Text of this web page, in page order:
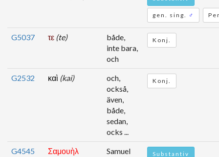
gen. sing. ♂
G5037 τε (te)
både,
inte bara,
och
Konj.
G2532 καὶ (kai)
och,
också,
även,
både,
sedan,
ocks ...
Konj.
G4545
Σαμουὴλ
Samuel Substantiv